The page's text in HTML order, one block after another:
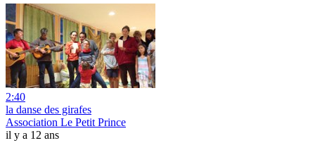
2:40
la danse des girafes
Association Le Petit Prince
il y a 12 ans